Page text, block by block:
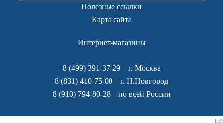
Полезные ссылки
Карта сайта
Интернет-магазины
8 (499) 391-37-29г. Москва
8 (831) 410-75-00 г. Н.Новгород
8 (910) 794-80-28по всей России